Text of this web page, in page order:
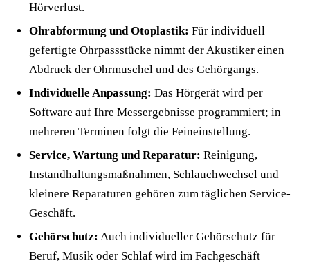
Hörverlust.
Ohrabformung und Otoplastik: Für individuell
gefertigte Ohrpassstücke nimmt der Akustiker einen
Abdruck der Ohrmuschel und des Gehörgangs.
Individuelle Anpassung: Das Hörgerät wird per
Software auf Ihre Messergebnisse programmiert; in
mehreren Terminen folgt die Feineinstellung.
Service, Wartung und Reparatur: Reinigung,
Instandhaltungsmaßnahmen, Schlauchwechsel und
kleinere Reparaturen gehören zum täglichen Service-
Geschäft.
Gehörschutz: Auch individueller Gehörschutz für
Beruf, Musik oder Schlaf wird im Fachgeschäft